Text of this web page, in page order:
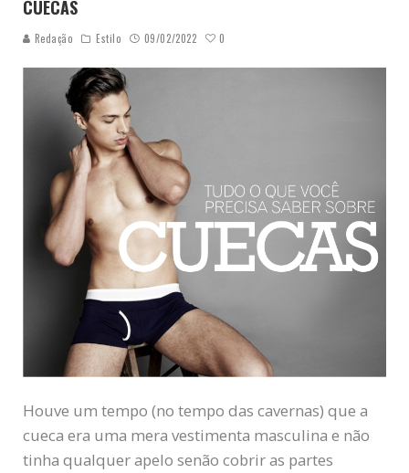
CUECAS
Redação Estilo 09/02/2022 0
Houve um tempo (no tempo das cavernas) que a
cueca era uma mera vestimenta masculina e não
tinha qualquer apelo senão cobrir as partes